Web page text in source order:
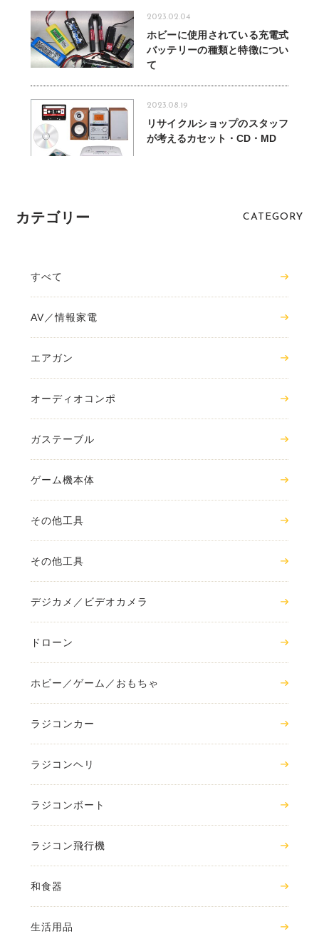
2023.02.04
ホビーに使用されている充電式
バッテリーの種類と特徴につい
て
2023.08.19
リサイクルショップのスタッフ
が考えるカセット・CD・MD
カテゴリー CATEGORY
すべて
AV／情報家電
エアガン
オーディオコンポ
ガステーブル
ゲーム機本体
その他工具
その他工具
デジカメ／ビデオカメラ
ドローン
ホビー／ゲーム／おもちゃ
ラジコンカー
ラジコンヘリ
ラジコンボート
ラジコン飛行機
和食器
生活用品